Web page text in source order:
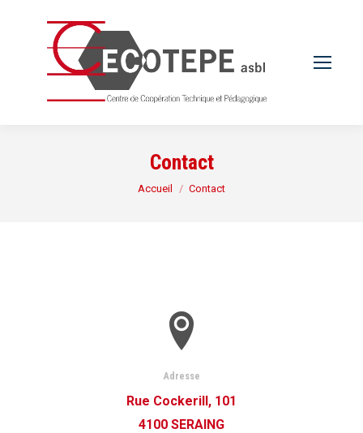
Contact
Vous êtes ici :
Accueil Contact
Adresse
Rue Cockerill, 101
4100 SERAING